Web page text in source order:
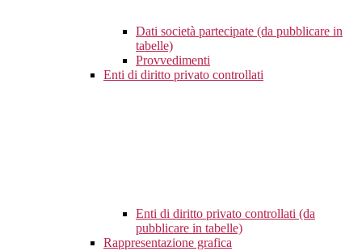
Dati società partecipate (da pubblicare in
tabelle)
Provvedimenti
Enti di diritto privato controllati
Enti di diritto privato controllati (da
pubblicare in tabelle)
Rappresentazione grafica